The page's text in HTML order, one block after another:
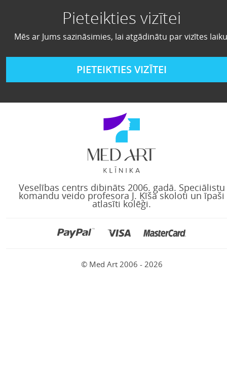
Pieteikties vizītei
Mēs ar Jums sazināsimies, lai atgādinātu par vizītes
PIETEIKTIES VIZĪTEI
Veselības centrs dibināts 2006. gadā. Speciālistu
komandu veido profesora J. Ķīša skoloti un īpaši
atlasīti kolēģi.
© Med Art 2006 - 2026